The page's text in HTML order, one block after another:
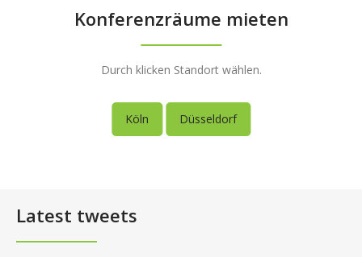
Konferenzräume mieten
Durch klicken Standort wählen.
Köln Düsseldorf
Latest tweets